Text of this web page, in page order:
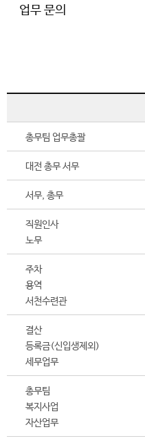
업무 문의
총무팀 업무총괄
대전 총무 서무
서무, 총무
직원인사
노무
주차
용역
서천수련관
결산
등록금(신입생제외)
세무업무
총무팀
복지사업
자산업무